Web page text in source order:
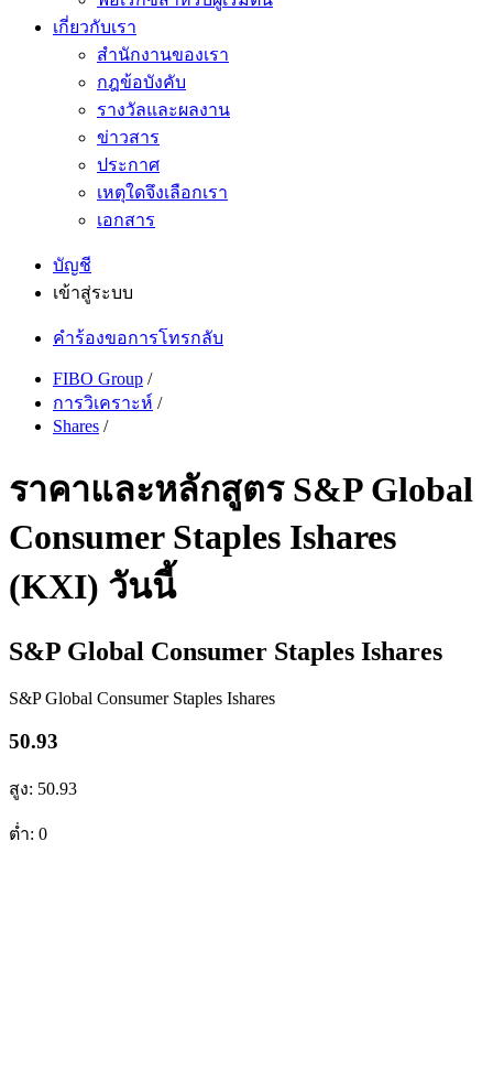
เกี่ยวกับเรา
สำนักงานของเรา
กฎข้อบังคับ
รางวัลและผลงาน
ข่าวสาร
ประกาศ
เหตุใดจึงเลือกเรา
เอกสาร
บัญชี
เข้าสู่ระบบ
คำร้องขอการโทรกลับ
FIBO Group /
การวิเคราะห์ /
Shares /
ราคาและหลักสูตร S&P Global
Consumer Staples Ishares
(KXI) วันนี้
S&P Global Consumer Staples Ishares
S&P Global Consumer Staples Ishares
50.93
สูง: 50.93
ต่ำ: 0